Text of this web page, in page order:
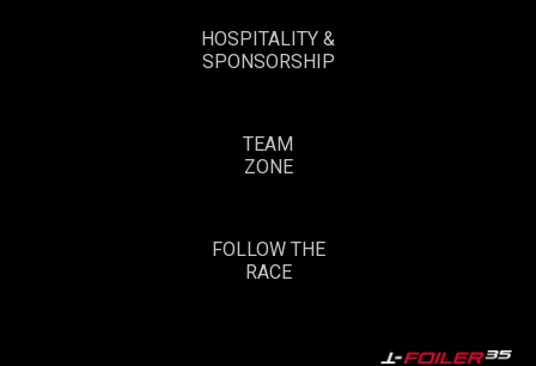
HOSPITALITY &
SPONSORSHIP
TEAM
ZONE
FOLLOW THE
RACE